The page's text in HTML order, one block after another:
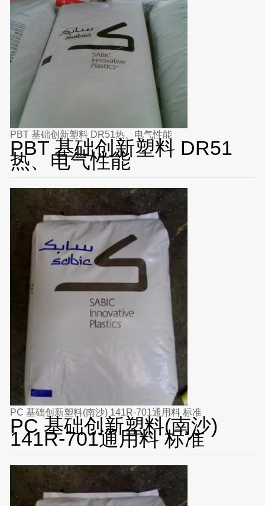
PBT 基础创新塑料 DR51热、电气性能
PBT 基础创新塑料 DR51
热、电气性能
PC 基础创新塑料(南沙) 141R-701通用料 标准
PC 基础创新塑料(南沙)
141R-701通用料 标准